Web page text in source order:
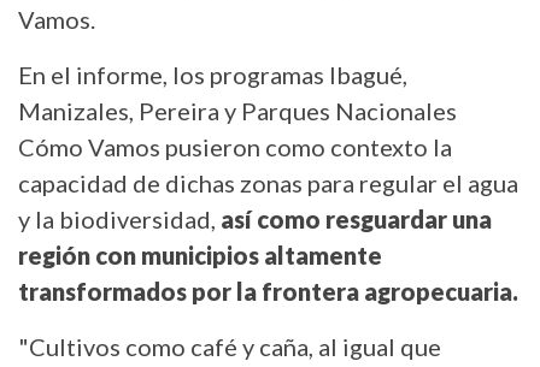
Vamos.
En el informe, los programas Ibagué,
Manizales, Pereira y Parques Nacionales
Cómo Vamos pusieron como contexto la
capacidad de dichas zonas para regular el agua
y la biodiversidad, así como resguardar una
región con municipios altamente
transformados por la frontera agropecuaria.
"Cultivos como café y caña, al igual que